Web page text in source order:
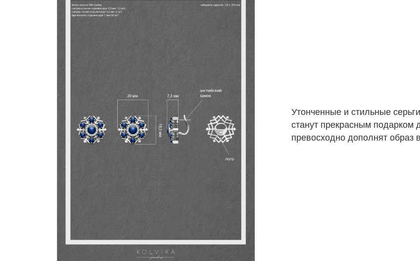
Утонченные и стильные
станут прекрасным подарком
превосходно дополнят образ